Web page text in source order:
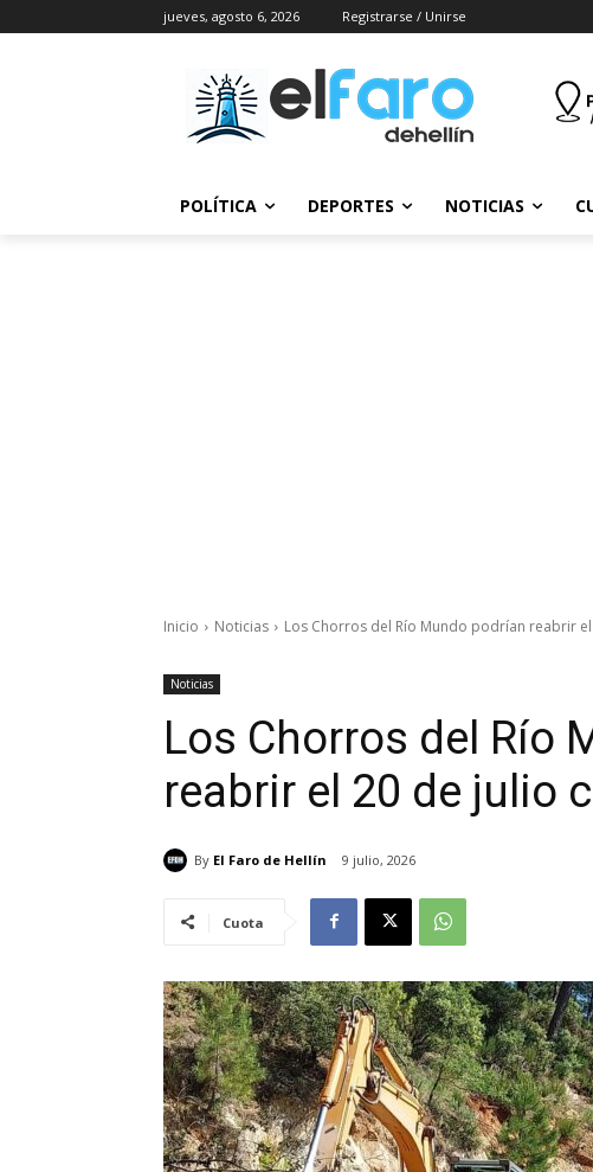
jueves, agosto 6, 2026 Registrarse / Unirse
POLÍTICA DEPORTES NOTICIAS
Inicio Noticias Los Chorros del Río Mundo podrían reabrir
Noticias
Los Chorros del Río
reabrir el 20 de julio
By El Faro de Hellín 9 julio, 2026
Cuota